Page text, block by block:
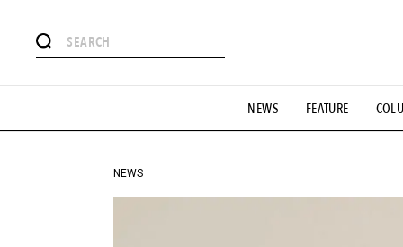
NEWS FEATURE
#憧れの逸品 #ESSENTIAL
#GH 銘品の所以 #フイナムのYouTube #Commune H
#HANDSOME HANDBOOK
NEWS